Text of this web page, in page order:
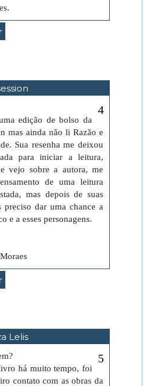
edição de bolso da
mas ainda não li Razão e
Sua resenha me deixou
para iniciar a leitura,
vejo sobre a autora, me
de uma leitura
mas depois de suas
preciso dar uma chance a
e a esses personagens.
Lelis
há muito tempo, foi
contato com as obras da